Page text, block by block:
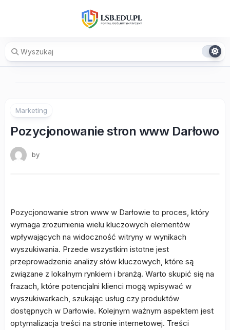
Marketing
Pozycjonowanie stron www Darłowo
by
Pozycjonowanie stron www w Darłowie to proces, który
wymaga zrozumienia wielu kluczowych elementów
wpływających na widoczność witryny w wynikach
wyszukiwania. Przede wszystkim istotne jest
przeprowadzenie analizy słów kluczowych, które są
związane z lokalnym rynkiem i branżą. Warto skupić się na
frazach, które potencjalni klienci mogą wpisywać w
wyszukiwarkach, szukając usług czy produktów
dostępnych w Darłowie. Kolejnym ważnym aspektem jest
optymalizacja treści na stronie internetowej. Treści